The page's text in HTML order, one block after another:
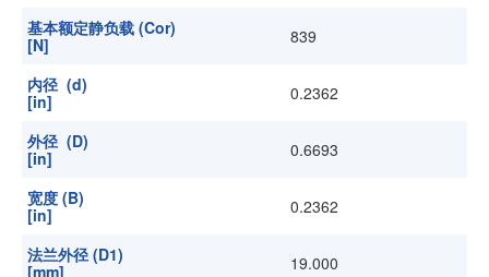
基本额定静负载 (Cor)
[N]
839
内径 (d)
[in]
0.2362
外径 (D)
[in]
0.6693
宽度 (B)
[in]
0.2362
法兰外径 (D1)
[mm]
19.000